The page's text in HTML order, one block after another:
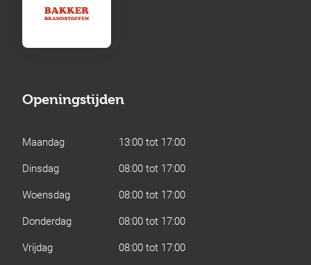
Openingstijden
Maandag
13:00 tot 17:00
Dinsdag
08:00 tot 17:00
Woensdag
08:00 tot 17:00
Donderdag
08:00 tot 17:00
Vrijdag
08:00 tot 17:00